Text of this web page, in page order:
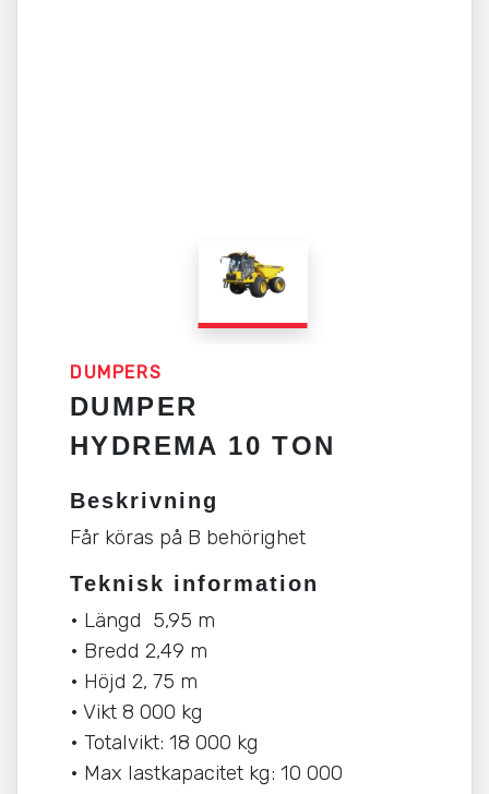
DUMPERS
DUMPER
HYDREMA 10 TON
Beskrivning
Får köras på B behörighet
Teknisk information
• Längd 5,95 m
• Bredd 2,49 m
• Höjd 2, 75 m
• Vikt 8 000 kg
• Totalvikt: 18 000 kg
• Max lastkapacitet kg: 10 000